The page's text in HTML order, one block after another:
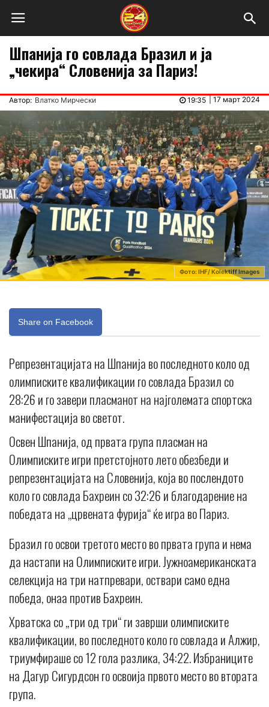
Шпанија го совлада Бразил и ја
„чекира“ Словенија за Париз!
Автор: Влатко Мирчески 17 март 2024
19:35
Фото: IHF/ Kolektiff Images
Share on Facebook
Репрезентацијата на Шпанија во последното коло од
олимписките квалификации го совлада Бразил со
28:26 и го завери пласманот на најголемата спортска
манифестација во светот.
Освен Шпанија, од првата група пласман на
Олимписките игри претстојното лето обезбеди и
репрезентацијата на Словенија, која во послендото
коло го совлада Бахреин со 32:26 и благодарение на
победата на „црвената фурија“ ќе игра во Париз.
Бразил го освои третото место во првата група и нема
да настапи на Олимписките игри. Јужноамериканската
селекција на три натпревари, оствари само една
победа, онаа против Бахреин.
Хрватска со „три од три“ ги заврши олимписките
квалификации, во последното коло го совлада и Алжир,
триумфираше со 12 гола разлика, 34:22. Избраниците
на Дагур Сигурдсон го освоија првото место во втората
група.